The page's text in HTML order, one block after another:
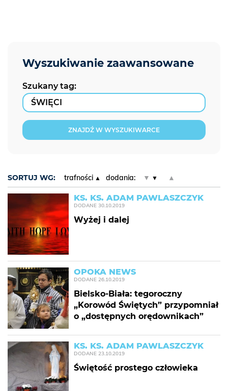
Szukany tag:
ZNAJDŹ W WYSZUKIWARCE
SORTUJ WG: trafności dodania: ▼ ▲
KS. KS. ADAM PAWLASZCZYK
DODANE 30.10.2019
Wyżej i dalej
OPOKA NEWS
DODANE 26.10.2019
Bielsko-Biała: tegoroczny
„Korowód Świętych” przypomniał
o „dostępnych orędownikach”
KS. KS. ADAM PAWLASZCZYK
DODANE 23.10.2019
Świętość prostego człowieka